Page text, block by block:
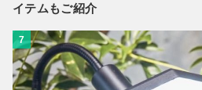
イテムもご紹介
7